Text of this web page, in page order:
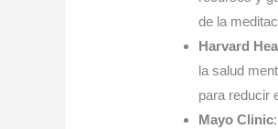
de la
Harvard
la salud
para reducir
Mayo Clinic